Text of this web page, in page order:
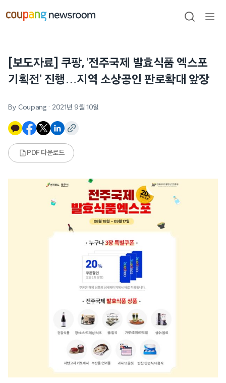
건너뛰기
검색
[보도자료] 쿠팡, ‘전주국제 발효식품 엑스포
기획전’ 진행…지역 소상공인 판로확대 앞장
By Coupang · 2021년 9월 10일
PDF 다운로드